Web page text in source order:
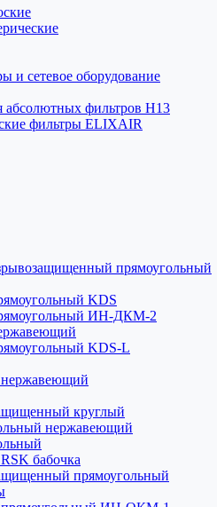
и сетевое оборудование
абсолютных фильтров H13
фильтры ELIXAIR
прямоугольный
KDS
ИН-ДКМ-2
KDS-L
нержавеющий
круглый
нержавеющий
бабочка
прямоугольный